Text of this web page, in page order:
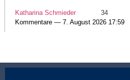
Katharina Schmieder
34
Kommentare — 7. August 2026 17:59